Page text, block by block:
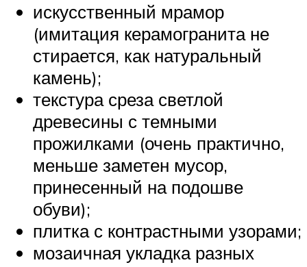
искусственный мрамор
(имитация керамогранита не
стирается, как натуральный
камень);
текстура среза светлой
древесины с темными
прожилками (очень практично,
меньше заметен мусор,
принесенный на подошве
обуви);
плитка с контрастными узорами;
мозаичная укладка разных